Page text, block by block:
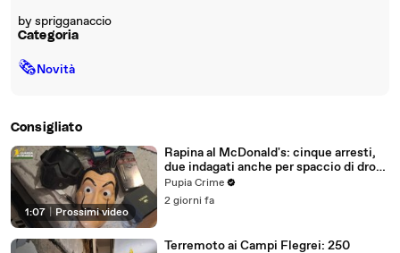
by sprigganaccio
Categoria
🗞Novità
Consigliato
1:07 | Prossimi video
Rapina al McDonald's: cinque arresti,
due indagati anche per spaccio di droga
(03.08.26)
Pupia Crime
2 giorni fa
Terremoto ai Campi Flegrei: 250